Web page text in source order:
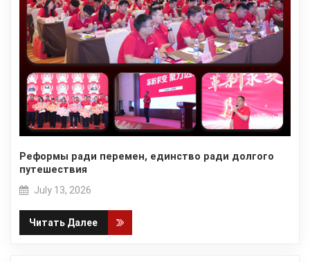
Реформы ради перемен, единство ради долгого
путешествия
July 13, 2026
Читать Далее